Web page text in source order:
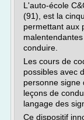
L'auto-école
(91), est la
permettant aux
conduire.
Les cours de
possibles avec
personne signe
leçons de
langage des
Ce dispositif